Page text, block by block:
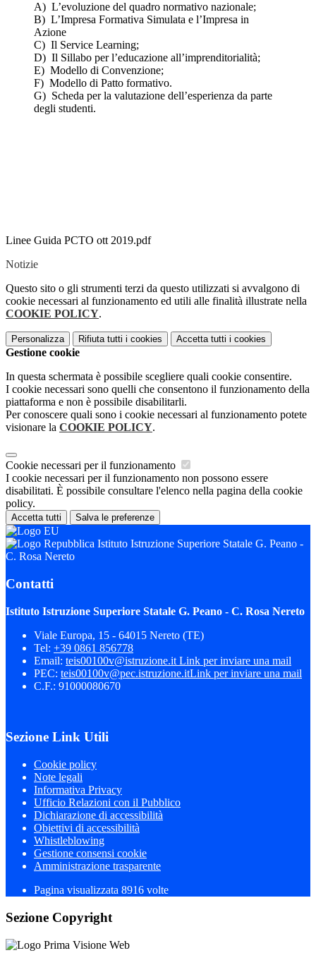
A) L’evoluzione del quadro normativo nazionale;
B) L’Impresa Formativa Simulata e l’Impresa in
Azione
C) Il Service Learning;
D) Il Sillabo per l’educazione all’imprenditorialità;
E) Modello di Convenzione;
F) Modello di Patto formativo.
G) Scheda per la valutazione dell’esperienza da parte
degli studenti.
Linee Guida PCTO ott 2019.pdf
Notizie
Questo sito o gli strumenti terzi da questo utilizzati si avvalgono di
cookie necessari al funzionamento ed utili alle finalità illustrate nella
COOKIE POLICY.
Personalizza Rifiuta tutti i cookies Accetta tutti i cookies
Gestione cookie
In questa schermata è possibile scegliere quali cookie consentire.
I cookie necessari sono quelli che consentono il funzionamento della
piattaforma e non è possibile disabilitarli.
Per conoscere quali sono i cookie necessari al funzionamento potete
visionare la COOKIE POLICY.
Cookie necessari per il funzionamento
I cookie necessari per il funzionamento non possono essere
disabilitati. È possibile consultare l'elenco nella pagina della cookie
policy.
Accetta tutti Salva le preferenze
Istituto Istruzione Superiore Statale G. Peano -
C. Rosa Nereto
Contatti
Istituto Istruzione Superiore Statale G. Peano - C. Rosa Nereto
Viale Europa, 15 - 64015 Nereto (TE)
Tel: +39 0861 856778
Email: teis00100v@istruzione.it Link per inviare una mail
PEC: teis00100v@pec.istruzione.itLink per inviare una mail
C.F.: 91000080670
Sezione Link Utili
Cookie policy
Note legali
Informativa Privacy
Ufficio Relazioni con il Pubblico
Dichiarazione di accessibilità
Obiettivi di accessibilità
Whistleblowing
Gestione consensi cookie
Amministrazione trasparente
Pagina visualizzata 8916 volte
Sezione Copyright